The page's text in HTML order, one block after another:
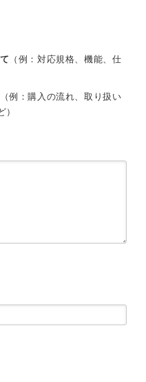
（例：対応規格、機能、仕
（例：購入の流れ、取り扱い